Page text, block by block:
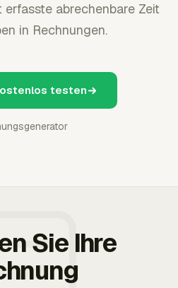
abrechenbare Zeit
in Rechnungen.
testen
Sie Ihre